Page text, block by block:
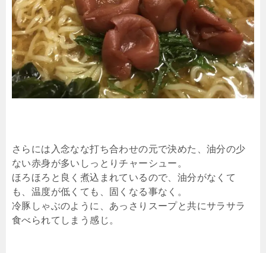
さらには入念なな打ち合わせの元で決めた、油分の少
ない赤身が多いしっとりチャーシュー。
ほろほろと良く煮込まれているので、油分がなくて
も、温度が低くても、固くなる事なく。
冷豚しゃぶのように、あっさりスープと共にサラサラ
食べられてしまう感じ。